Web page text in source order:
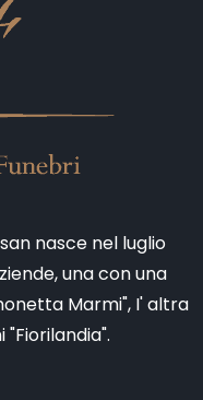
nasce nel luglio
una con una
Marmi", I' altra